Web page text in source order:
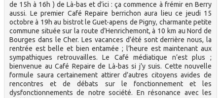
Brèves
de 15h à 16h ) de Là-bas et d’ici : ça commence à frémir en Berry
aussi. Le premier Café Repaire berrichon aura lieu ce jeudi 15
octobre à 19h au bistrot le Guet-apens de Pigny, charmante petite
commune située sur la route d’Henrichemont, à 10 km au Nord de
Bourges dans le Cher. Les vacances d’été sont derrière nous, la
rentrée est belle et bien entamée ; l’heure est maintenant aux
sympathiques retrouvailles. Le Café médiatique n’est plus ;
bienvenue au Café Repaire de Là-bas si j’y suis. Cette nouvelle
formule saura certainement attirer d’autres citoyens avides de
rencontres et de débats sur le fonctionnement et les
dysfonctionnements de notre société. En résonance avec les